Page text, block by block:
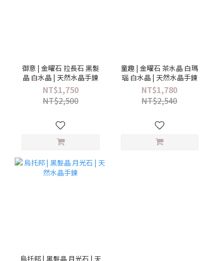
御意 | 金曜石 拉長石 黑髮
晶 白水晶 | 天然水晶手鍊
NT$1,750
NT$2,500
童趣 | 金曜石 茶水晶 白瑪
瑙 白水晶 | 天然水晶手鍊
NT$1,780
NT$2,540
烏托邦 | 黑髮晶 月光石 | 天